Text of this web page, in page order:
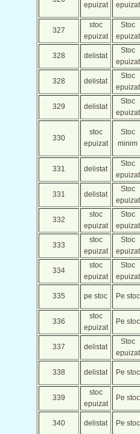
epuizat epuizat
327
stoc
epuizat
Stoc
epuizat
328 delistat
Stoc
epuizat
328 delistat
Stoc
epuizat
329 delistat
Stoc
epuizat
330
stoc
epuizat
Stoc
minim
331 delistat
Stoc
epuizat
331 delistat
Stoc
epuizat
332
stoc
epuizat
Stoc
epuizat
333
stoc
epuizat
Stoc
epuizat
334
stoc
epuizat
Stoc
epuizat
335 pe stoc Pe stoc
336
stoc
epuizat
Pe stoc
337 delistat
Stoc
epuizat
338 delistat Pe stoc
339
stoc
epuizat
Pe stoc
340 delistat Pe stoc